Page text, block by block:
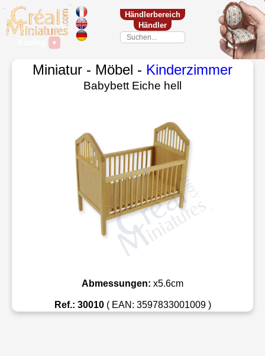
▼
Händlerbereich
Händler
Miniatur - Möbel - Kinderzimmer
Babybett Eiche hell
Abmessungen: x5.6cm
Ref.: 30010( EAN: 3597833001009 )